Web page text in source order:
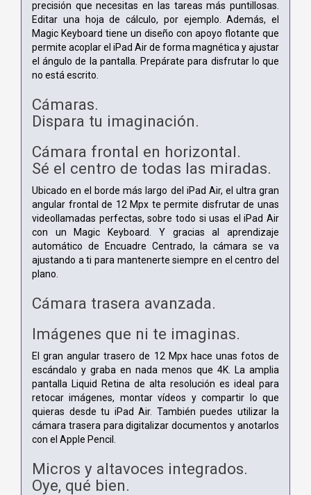
precisión que necesitas en las tareas más puntillosas.
Editar una hoja de cálculo, por ejemplo. Además, el
Magic Keyboard tiene un diseño con apoyo flotante que
permite acoplar el iPad Air de forma magnética y ajustar
el ángulo de la pantalla. Prepárate para disfrutar lo que
no está escrito.
Cámaras.
Dispara tu imaginación.
Cámara frontal en horizontal.
Sé el centro de todas las miradas.
Ubicado en el borde más largo del iPad Air, el ultra gran
angular frontal de 12 Mpx te permite disfrutar de unas
videollamadas perfectas, sobre todo si usas el iPad Air
con un Magic Keyboard. Y gracias al aprendizaje
automático de Encuadre Centrado, la cámara se va
ajustando a ti para mantenerte siempre en el centro del
plano.
Cámara trasera avanzada.
Imágenes que ni te imaginas.
El gran angular trasero de 12 Mpx hace unas fotos de
escándalo y graba en nada menos que 4K. La amplia
pantalla Liquid Retina de alta resolución es ideal para
retocar imágenes, montar vídeos y compartir lo que
quieras desde tu iPad Air. También puedes utilizar la
cámara trasera para digitalizar documentos y anotarlos
con el Apple Pencil.
Micros y altavoces integrados.
Oye, qué bien.